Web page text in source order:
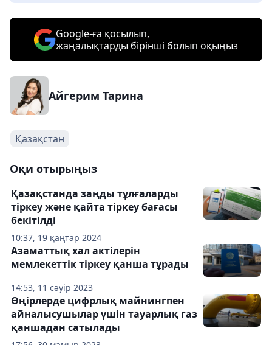
Google-ға қосылып,
жаңалықтарды бірінші болып оқыңыз
Айгерим Тарина
Қазақстан
Оқи отырыңыз
10:37, 19 қаңтар 2024
Қазақстанда заңды тұлғаларды
тіркеу және қайта тіркеу бағасы
бекітілді
14:53, 11 сәуір 2023
Азаматтық хал актілерін
мемлекеттік тіркеу қанша тұрады
Өңірлерде цифрлық майнингпен
айналысушылар үшін тауарлық газ
қаншадан сатылады